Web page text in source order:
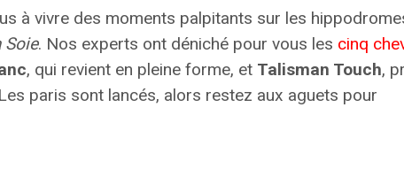
à vivre des moments palpitants sur les
Soie. Nos experts ont déniché pour vous les cinq
, qui revient en pleine forme, et Talisman Touch,
paris sont lancés, alors restez aux aguets pour